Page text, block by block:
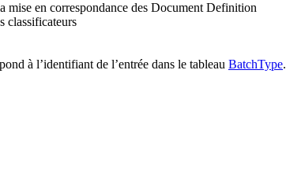
mise en correspondance des Document Definition
classificateurs
à l’identifiant de l’entrée dans le tableau BatchType